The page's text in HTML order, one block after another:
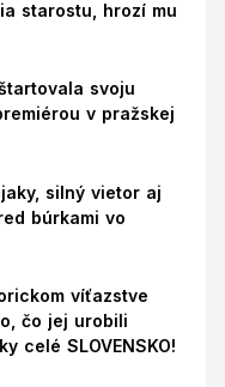
starostu, hrozí mu
svoju
v pražskej
silný vietor aj
búrkami vo
víťazstve
čo jej urobili
celé SLOVENSKO!